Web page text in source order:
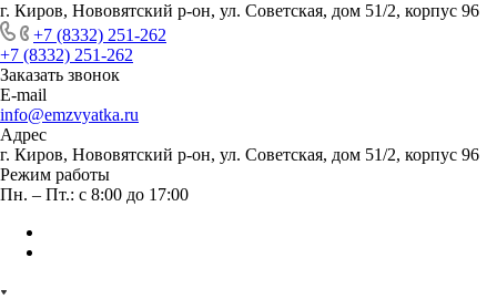
г. Киров, Нововятский р-он, ул. Советская, дом 51/2, корпус 96
+7 (8332) 251-262
+7 (8332) 251-262
Заказать звонок
E-mail
info@emzvyatka.ru
Адрес
г. Киров, Нововятский р-он, ул. Советская, дом 51/2, корпус 96
Режим работы
Пн. – Пт.: с 8:00 до 17:00